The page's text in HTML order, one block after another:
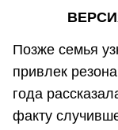
Позже семья
привлек
года
факту